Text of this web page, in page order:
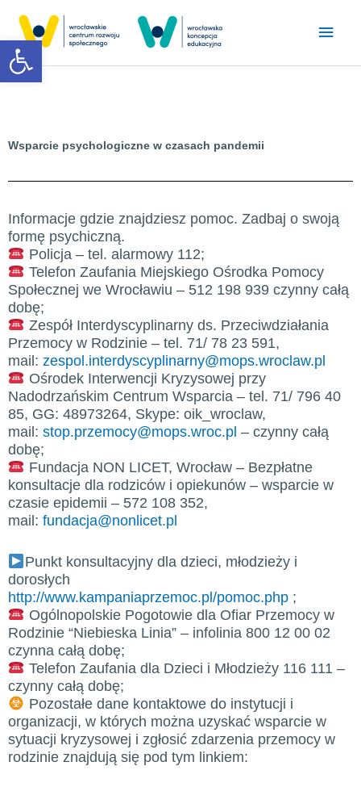
Otwórz pasek narzędzi
treści
Wsparcie psychologiczne w czasach pandemii
Informacje gdzie znajdziesz pomoc. Zadbaj o swoją
formę psychiczną.
Policja – tel. alarmowy 112;
Telefon Zaufania Miejskiego Ośrodka Pomocy
Społecznej we Wrocławiu – 512 198 939 czynny całą
dobę;
Zespół Interdyscyplinarny ds. Przeciwdziałania
Przemocy w Rodzinie – tel. 71/ 78 23 591,
mail: zespol.interdyscyplinarny@mops.wroclaw.pl
Ośrodek Interwencji Kryzysowej przy
Nadodrzańskim Centrum Wsparcia – tel. 71/ 796 40
85, GG: 48973264, Skype: oik_wroclaw,
mail: stop.przemocy@mops.wroc.pl – czynny całą
dobę;
Fundacja NON LICET, Wrocław – Bezpłatne
konsultacje dla rodziców i opiekunów – wsparcie w
czasie epidemii – 572 108 352,
mail: fundacja@nonlicet.pl
Punkt konsultacyjny dla dzieci, młodzieży i
dorosłych
http://www.kampaniaprzemoc.pl/pomoc.php ;
Ogólnopolskie Pogotowie dla Ofiar Przemocy w
Rodzinie “Niebieska Linia” – infolinia 800 12 00 02
czynna całą dobę;
Telefon Zaufania dla Dzieci i Młodzieży 116 111 –
czynny całą dobę;
Pozostałe dane kontaktowe do instytucji i
organizacji, w których można uzyskać wsparcie w
sytuacji kryzysowej i zgłosić zdarzenia przemocy w
rodzinie znajdują się pod tym linkiem: